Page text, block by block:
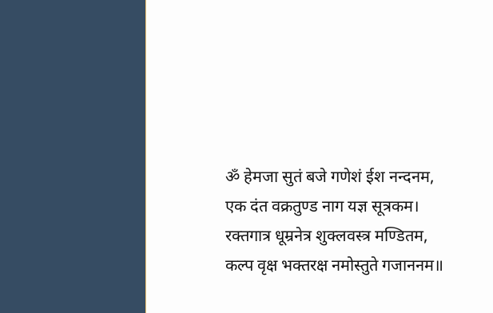
ॐ हेमजा सुतं बजे गणेशं ईश नन्दनम,
एक दंत वक्रतुण्ड नाग यज्ञ सूत्रकम।
रक्तगात्र धूम्रनेत्र शुक्लवस्त्र मण्डितम,
कल्प वृक्ष भक्तरक्ष नमोस्तुते गजाननम॥